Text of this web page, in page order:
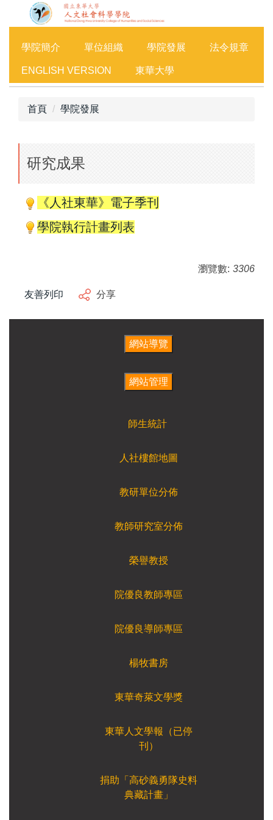
容
學院簡介 單位組織 學院發展 法令規章
ENGLISH VERSION 東華大學
首頁 學院發展
研究成果
《人社東華》電子季刊
學院執行計畫列表
瀏覽數: 3306
友善列印 分享
師生統計
人社樓館地圖
教研單位分佈
教師研究室分佈
榮譽教授
院優良教師專區
院優良導師專區
楊牧書房
東華奇萊文學獎
東華人文學報（已停
刊）
捐助「高砂義勇隊史料
典藏計畫」